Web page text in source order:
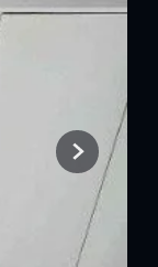
Next